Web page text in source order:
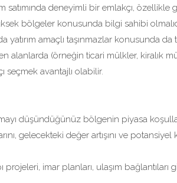
satımında deneyimli bir emlakçı,
bölgeler konusunda bilgi sahibi
yatırım amaçlı taşınmazlar konusunda da
alanlarda (örneğin ticari mülkler, kiralık
seçmek avantajlı olabilir.
düşündüğünüz bölgenin piyasa
gelecekteki değer artışını ve
projeleri, imar planları, ulaşım